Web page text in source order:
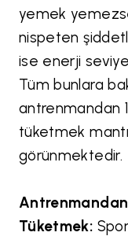
yemek
nispeten
ise enerji
Tüm bunlara
antrenmandan
tüketmek
görünmektedir.
Tüketmek: